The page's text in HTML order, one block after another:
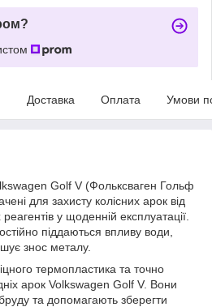
Доставка Оплата Умови
Golf V (Фольксваген Гольф
для захисту колісних арок від
у щоденній експлуатації.
піддаються впливу води,
знос металу.
термопластика та точно
арок Volkswagen Golf V. Вони
та допомагають зберегти